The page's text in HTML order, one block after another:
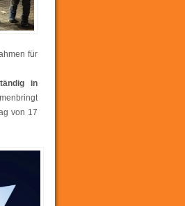
für
in
von 17